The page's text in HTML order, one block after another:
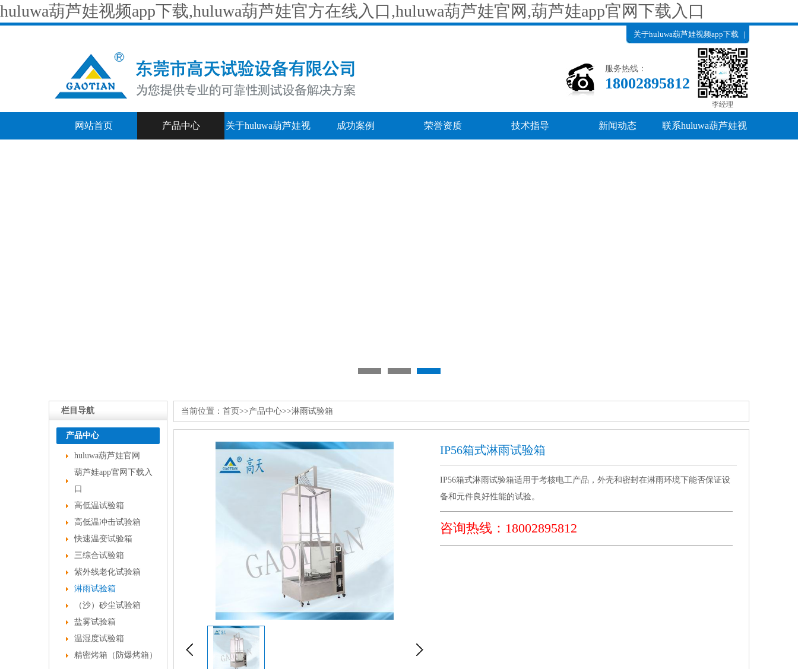
huluwa葫芦娃视频app下载,huluwa葫芦娃官方在线入口,huluwa葫芦娃官网,葫芦娃app官网下载入口
关于huluwa葫芦娃视频app下载 |
联系huluwa葫芦娃视频
app下载
李经理
服务热线：
18002895812
网站首页 产品中心 关于huluwa葫芦娃视 成功案例 荣誉资质 技术指导 新闻动态 联系huluwa葫芦娃视
栏目导航
产品中心
huluwa葫芦娃官网
葫芦娃app官网下载入
口
高低温试验箱
高低温冲击试验箱
快速温变试验箱
三综合试验箱
紫外线老化试验箱
淋雨试验箱
（沙）砂尘试验箱
盐雾试验箱
温湿度试验箱
精密烤箱（防爆烤箱）
当前位置： 首页>>产品中心>>淋雨试验箱
IP56箱式淋雨试验箱
IP56箱式淋雨试验箱适用于考核电工产品，外壳和密封在淋雨环境下能否保证设
备和元件良好性能的试验。
咨询热线：18002895812